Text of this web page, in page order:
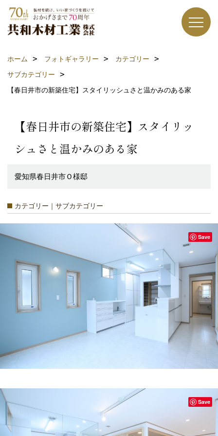
ホーム フォトギャラリー
カテゴリー
サブカテゴリー
【春日井市の新築住宅】スタイリッシュさと温かみのある家
【春日井市の新築住宅】スタイリッ
シュさと温かみのある家
愛知県春日井市Ｏ様邸
カテゴリー｜サブカテゴリー
Save
Save